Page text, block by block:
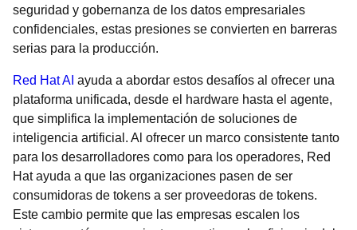
seguridad y gobernanza de los datos empresariales
confidenciales, estas presiones se convierten en barreras
serias para la producción.
Red Hat AI ayuda a abordar estos desafíos al ofrecer una
plataforma unificada, desde el hardware hasta el agente,
que simplifica la implementación de soluciones de
inteligencia artificial. Al ofrecer un marco consistente tanto
para los desarrolladores como para los operadores, Red
Hat ayuda a que las organizaciones pasen de ser
consumidoras de tokens a ser proveedoras de tokens.
Este cambio permite que las empresas escalen los